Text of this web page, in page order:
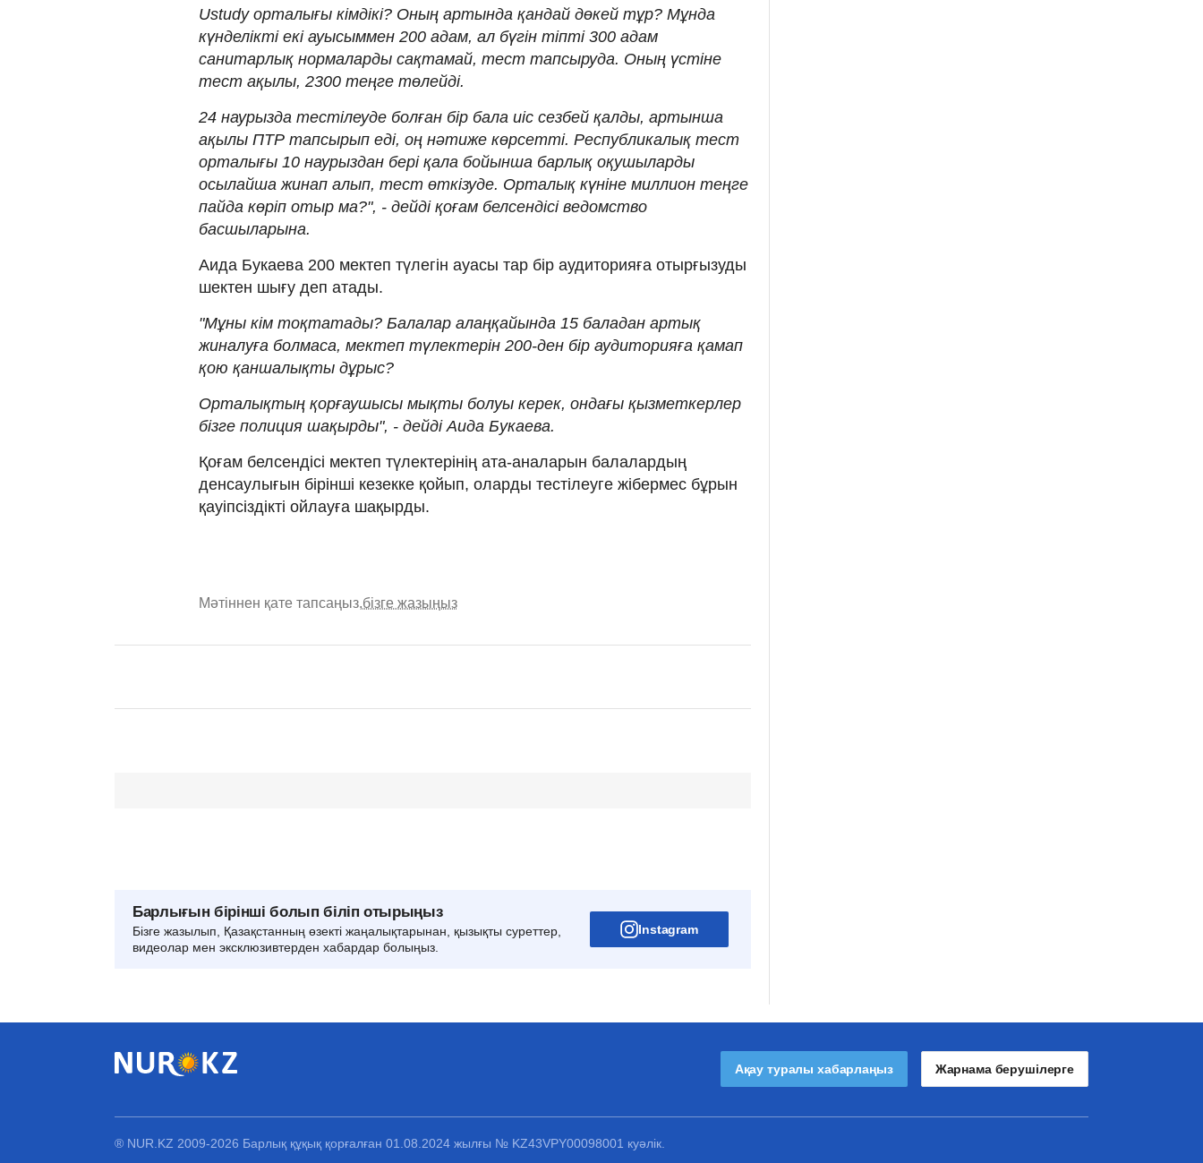
Ustudy орталығы кімдікі? Оның артында қандай дөкей тұр? Мұнда
күнделікті екі ауысыммен 200 адам, ал бүгін тіпті 300 адам
санитарлық нормаларды сақтамай, тест тапсыруда. Оның үстіне
тест ақылы, 2300 теңге төлейді.
24 наурызда тестілеуде болған бір бала иіс сезбей қалды, артынша
ақылы ПТР тапсырып еді, оң нәтиже көрсетті. Республикалық тест
орталығы 10 наурыздан бері қала бойынша барлық оқушыларды
осылайша жинап алып, тест өткізуде. Орталық күніне миллион теңге
пайда көріп отыр ма?", - дейді қоғам белсендісі ведомство
басшыларына.
Аида Букаева 200 мектеп түлегін ауасы тар бір аудиторияға отырғызуды
шектен шығу деп атады.
"Мұны кім тоқтатады? Балалар алаңқайында 15 баладан артық
жиналуға болмаса, мектеп түлектерін 200-ден бір аудиторияға қамап
қою қаншалықты дұрыс?
Орталықтың қорғаушысы мықты болуы керек, ондағы қызметкерлер
бізге полиция шақырды", - дейді Аида Букаева.
Қоғам белсендісі мектеп түлектерінің ата-аналарын балалардың
денсаулығын бірінші кезекке қойып, оларды тестілеуге жібермес бұрын
қауіпсіздікті ойлауға шақырды.
Мәтіннен қате тапсаңыз,бізге жазыңыз
Барлығын бірінші болып біліп отырыңыз
Бізге жазылып, Қазақстанның өзекті жаңалықтарынан, қызықты суреттер,
видеолар мен эксклюзивтерден хабардар болыңыз.
Instagram
Ақау туралы хабарлаңыз Жарнама берушілерге
® NUR.KZ 2009-2026 Барлық құқық қорғалған 01.08.2024 жылғы № KZ43VPY00098001 куәлік.